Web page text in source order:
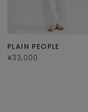
PLAIN PEOPLE
¥33,000